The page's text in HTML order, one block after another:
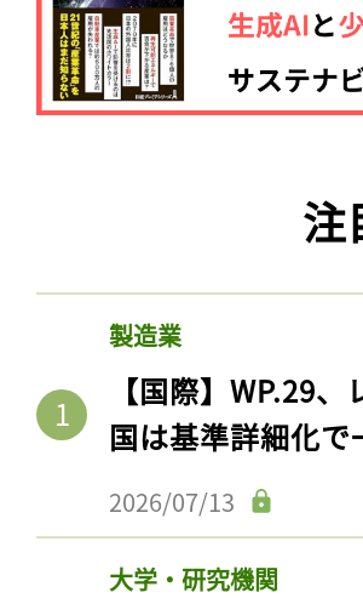
注
製造業
【国際】WP.29
国は基準詳細化で
2026/07/13
大学・研究機関